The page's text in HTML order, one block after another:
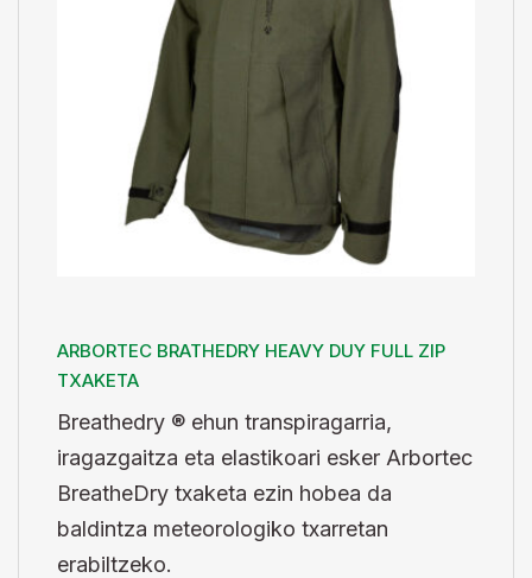
ARBORTEC BRATHEDRY HEAVY DUY FULL ZIP
TXAKETA
Breathedry ® ehun transpiragarria,
iragazgaitza eta elastikoari esker Arbortec
BreatheDry txaketa ezin hobea da
baldintza meteorologiko txarretan
erabiltzeko.